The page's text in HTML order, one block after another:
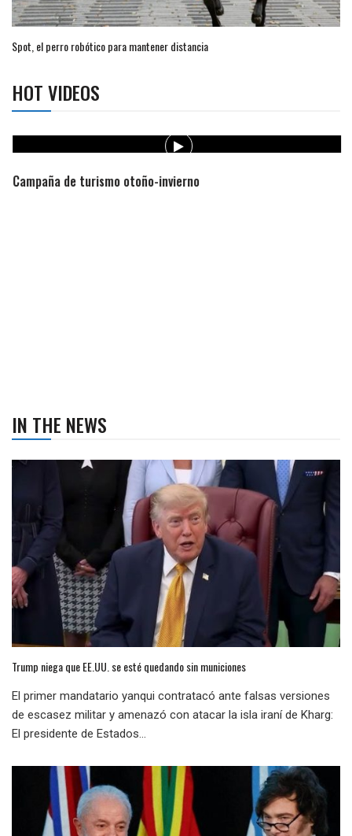
Spot, el perro robótico para mantener distancia
HOT VIDEOS
Campaña de turismo otoño-invierno
IN THE NEWS
Trump niega que EE.UU. se esté quedando sin municiones
El primer mandatario yanqui contratacó ante falsas versiones
de escasez militar y amenazó con atacar la isla iraní de Kharg:
El presidente de Estados...